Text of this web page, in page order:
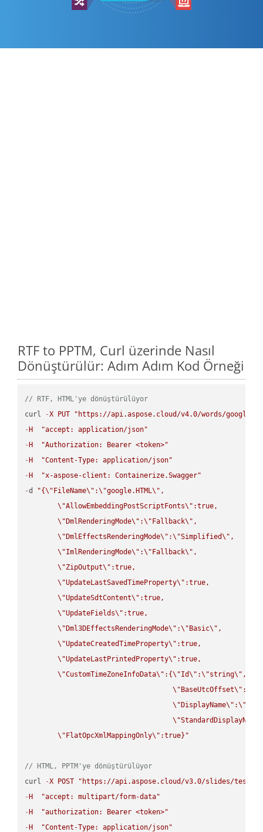
RTF to PPTM, Curl üzerinde Nasıl
Dönüştürülür: Adım Adım Kod Örneği
// RTF, HTML'ye dönüştürülüyor
curl
-X PUT
"https://api.aspose.cloud/v4.0/words/
- H
"accept: application/json"
- H
"Authorization: Bearer <token>"
- H
"Content-Type: application/json"
- H
"x-aspose-client: Containerize.Swagger"
-d "{\" FileName\" :\"google.HTML\" ,
\"AllowEmbeddingPostScriptFonts\" :true,
\" DmlRenderingMode\" :\" Fallback\" ,
\" DmlEffectsRenderingMode\" :\"Simplified\" ,
\"ImlRenderingMode\" :\" Fallback\" ,
\"ZipOutput\" :true,
\"UpdateLastSavedTimeProperty\" :true,
\"UpdateSdtContent\" :true,
\"UpdateFields\" :true,
\" Dml3DEffectsRenderingMode\" :\" Basic\" ,
\"UpdateCreatedTimeProperty\" :true,
\"UpdateLastPrintedProperty\" :true,
\"CustomTimeZoneInfoData\" :{\"Id\" :\"string\" ,
\" BaseUtcOffset\" :
\" DisplayName\" :\"
\"StandardDisplayName
\" FlatOpcXmlMappingOnly\" :true}"
// HTML, PPTM'ye dönüştürülüyor
curl
-X POST
"https://api.aspose.cloud/v3.0/slides/test-
- H
"accept: multipart/form-data"
- H
"authorization: Bearer <token>"
- H
"Content-Type: application/json"